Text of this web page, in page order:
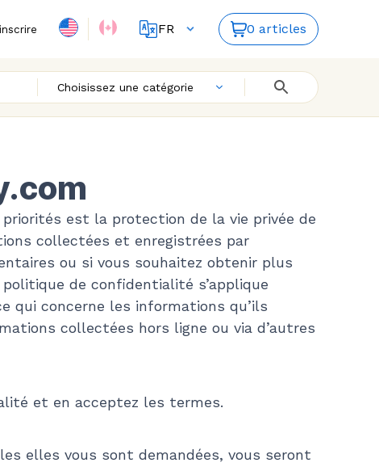
FR
EN
0 articles
Choisissez une catégorie
est la protection de la vie privée de
collectées et enregistrées par
ou si vous souhaitez obtenir plus
de confidentialité s’applique
qui concerne les informations qu’ils
collectées hors ligne ou via d’autres
et en acceptez les termes.
elles vous sont demandées, vous seront